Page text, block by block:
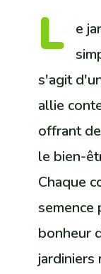
L
e
s'agit
allie
offrant
le bien-
Chaque
semence
bonheur
jardiniers